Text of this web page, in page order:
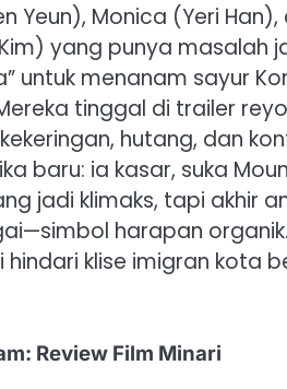
Yeun), Monica (Yeri Han),
yang punya masalah
untuk menanam sayur
tinggal di trailer
hutang, dan
baru: ia kasar, suka
jadi klimaks, tapi akhir
harapan
klise imigran kota
Review Film Minari